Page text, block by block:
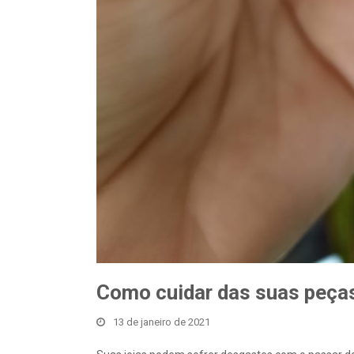
Como cuidar das suas
13 de janeiro de 2021